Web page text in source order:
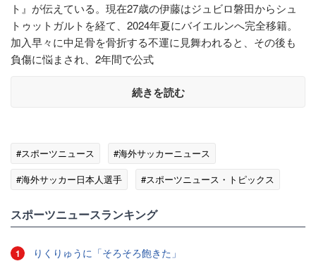
ト』が伝えている。現在27歳の伊藤はジュビロ磐田からシュ
トゥットガルトを経て、2024年夏にバイエルンへ完全移籍。
加入早々に中足骨を骨折する不運に見舞われると、その後も
負傷に悩まされ、2年間で公式
続きを読む
#スポーツニュース
#海外サッカーニュース
#海外サッカー日本人選手
#スポーツニュース・トピックス
スポーツニュースランキング
1 りくりゅうに「そろそろ飽きた」